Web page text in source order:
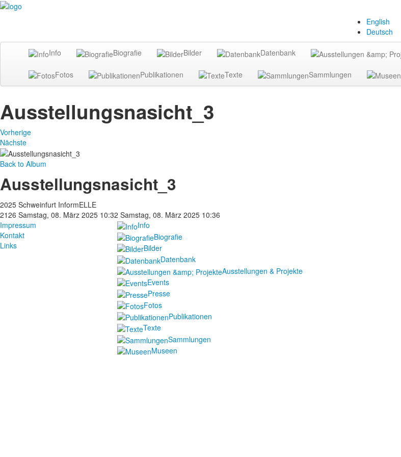
English
Deutsch
Info Biografie Bilder Datenbank
Fotos Publikationen Texte Sammlungen
Ausstellungsnasicht_3
Vorherige
Nächste
Back to Album
Ausstellungsnasicht_3
2025 Schweinfurt InformELLE
2126 Samstag, 08. März 2025 10:32 Samstag, 08. März 2025 10:36
Impressum
Kontakt
Links
Info
Biografie
Bilder
Datenbank
Ausstellungen & Projekte
Events
Presse
Fotos
Publikationen
Texte
Sammlungen
Museen